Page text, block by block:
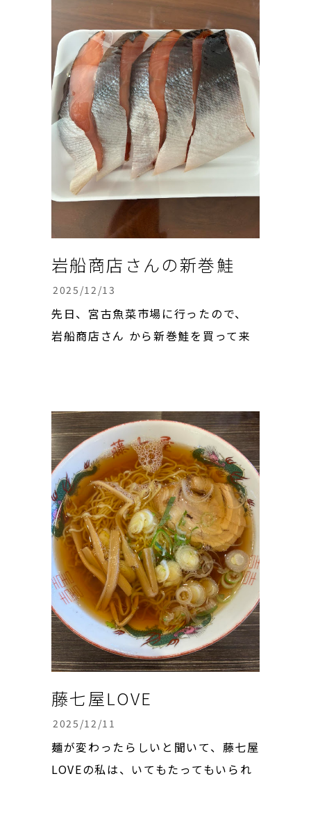
ようなので良い事もあると信じて、雪
かき頑張りましょう。この雪で...
岩船商店さんの新巻鮭
2025/12/13
先日、宮古魚菜市場に行ったので、
岩船商店さん から新巻鮭を買って来
さんの新巻鮭は、時代に合わせて柔
らかく甘めの仕上がりになっていると
のことでしたが、まさにその通りの
仕上がりで...
藤七屋LOVE
2025/12/11
麺が変わったらしいと聞いて、藤七屋
LOVEの私は、いてもたってもいられ